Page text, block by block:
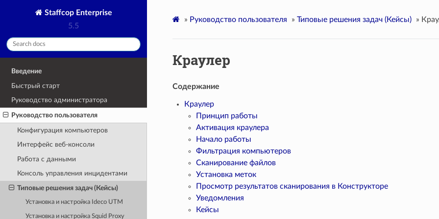
Staffcop Enterprise
5.5
Введение
Быстрый старт
Руководство администратора
Руководство пользователя
Конфигурация компьютеров
Интерфейс веб-консоли
Работа с данными
Консоль управления инцидентами
Типовые решения задач (Кейсы)
Установка и настройка Ideco UTM
Установка и настройка Squid Proxy
» Руководство пользователя » Типовые решения задач (Кейсы) »
Краулер
Содержание
Краулер
Принцип работы
Активация краулера
Начало работы
Фильтрация компьютеров
Сканирование файлов
Установка меток
Просмотр результатов сканирования в Конструкторе
Уведомления
Кейсы